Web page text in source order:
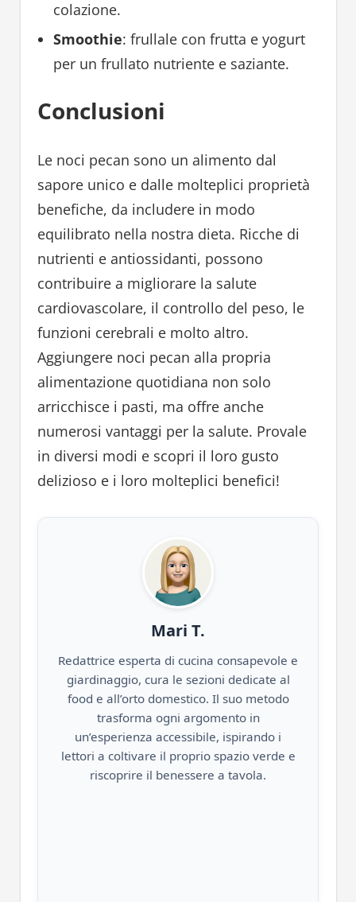
colazione.
Smoothie: frullale con frutta e yogurt
per un frullato nutriente e saziante.
Conclusioni
Le noci pecan sono un alimento dal
sapore unico e dalle molteplici proprietà
benefiche, da includere in modo
equilibrato nella nostra dieta. Ricche di
nutrienti e antiossidanti, possono
contribuire a migliorare la salute
cardiovascolare, il controllo del peso, le
funzioni cerebrali e molto altro.
Aggiungere noci pecan alla propria
alimentazione quotidiana non solo
arricchisce i pasti, ma offre anche
numerosi vantaggi per la salute. Provale
in diversi modi e scopri il loro gusto
delizioso e i loro molteplici benefici!
Mari T.
Redattrice esperta di cucina consapevole e
giardinaggio, cura le sezioni dedicate al
food e all’orto domestico. Il suo metodo
trasforma ogni argomento in
un’esperienza accessibile, ispirando i
lettori a coltivare il proprio spazio verde e
riscoprire il benessere a tavola.